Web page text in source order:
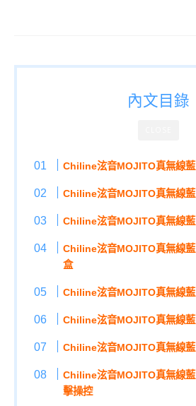
內文目錄
Chiline泫音MOJITO真無線
Chiline泫音MOJITO真無線
Chiline泫音MOJITO真無線
Chiline泫音MOJITO真無線
盒
Chiline泫音MOJITO真無線
Chiline泫音MOJITO真無線
Chiline泫音MOJITO真無線
Chiline泫音MOJITO真無線
擊操控